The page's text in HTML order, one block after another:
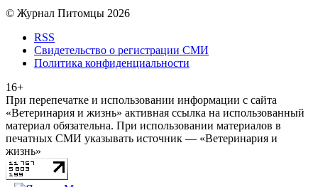
© Журнал Питомцы 2026
RSS
Свидетельство о регистрации СМИ
Политика конфиденциальности
16+
При перепечатке и использовании информации с сайта
«Ветеринария и жизнь» активная ссылка на использованный
материал обязательна. При использовании материалов в
печатных СМИ указывать источник — «Ветеринария и
жизнь»